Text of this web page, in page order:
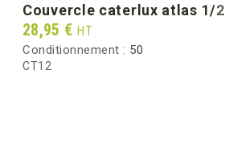
couvercle caterlux atlas 1/2
Prix
28,95 € HT
Conditionnement : 50
CT12